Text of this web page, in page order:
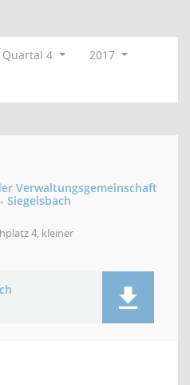
Quartal 4
2017
Verwaltungsgemeinschaft
Siegelsbach
4, kleiner